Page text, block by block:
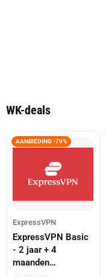
WK-deals
AANBIEDING -79%
ExpressVPN
ExpressVPN Basic
- 2 jaar + 4
maanden